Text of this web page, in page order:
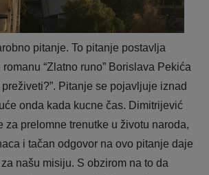
pitanje. To pitanje postavlja
romanu “Zlatno runo” Borislava Pekića
Pitanje se pojavljuje iznad
onda kada kucne čas. Dimitrijević
za prelomne trenutke u životu naroda,
i tačan odgovor na ovo pitanje daje
našu misiju. S obzirom na to da